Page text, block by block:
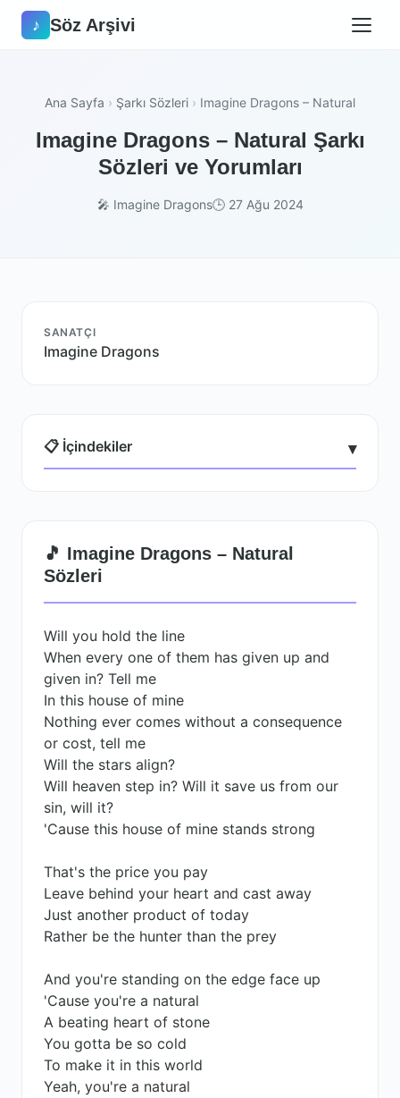
♪ Söz Arşivi
Ana Sayfa › Şarkı Sözleri › Imagine Dragons – Natural
Imagine Dragons – Natural Şarkı
Sözleri ve Yorumları
🎤 Imagine Dragons🕒 27 Ağu 2024
SANATÇI
Imagine Dragons
📋 İçindekiler ▾
🎵 Imagine Dragons – Natural
Sözleri
Will you hold the line
When every one of them has given up and
given in? Tell me
In this house of mine
Nothing ever comes without a consequence
or cost, tell me
Will the stars align?
Will heaven step in? Will it save us from our
sin, will it?
'Cause this house of mine stands strong
That's the price you pay
Leave behind your heart and cast away
Just another product of today
Rather be the hunter than the prey
And you're standing on the edge face up
'Cause you're a natural
A beating heart of stone
You gotta be so cold
To make it in this world
Yeah, you're a natural